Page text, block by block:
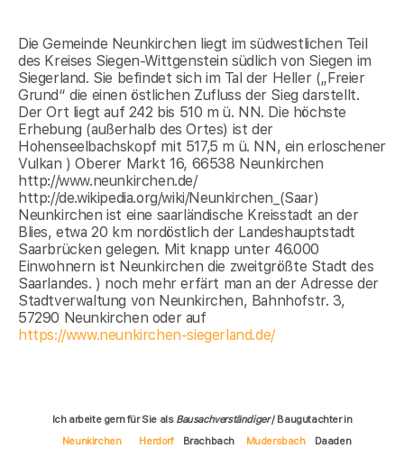
Die Gemeinde Neunkirchen liegt im südwestlichen Teil
des Kreises Siegen-Wittgenstein südlich von Siegen im
Siegerland. Sie befindet sich im Tal der Heller („Freier
Grund“ die einen östlichen Zufluss der Sieg darstellt.
Der Ort liegt auf 242 bis 510 m ü. NN. Die höchste
Erhebung (außerhalb des Ortes) ist der
Hohenseelbachskopf mit 517,5 m ü. NN, ein erloschener
Vulkan ) Oberer Markt 16, 66538 Neunkirchen
http://www.neunkirchen.de/
http://de.wikipedia.org/wiki/Neunkirchen_(Saar)
Neunkirchen ist eine saarländische Kreisstadt an der
Blies, etwa 20 km nordöstlich der Landeshauptstadt
Saarbrücken gelegen. Mit knapp unter 46.000
Einwohnern ist Neunkirchen die zweitgrößte Stadt des
Saarlandes. ) noch mehr erfärt man an der Adresse der
Stadtverwaltung von Neunkirchen, Bahnhofstr. 3,
57290 Neunkirchen oder auf
https://www.neunkirchen-siegerland.de/
Ich arbeite gern für Sie als Bausachverständiger/ Baugutachter in
Neunkirchen
Herdorf Brachbach Mudersbach Daaden